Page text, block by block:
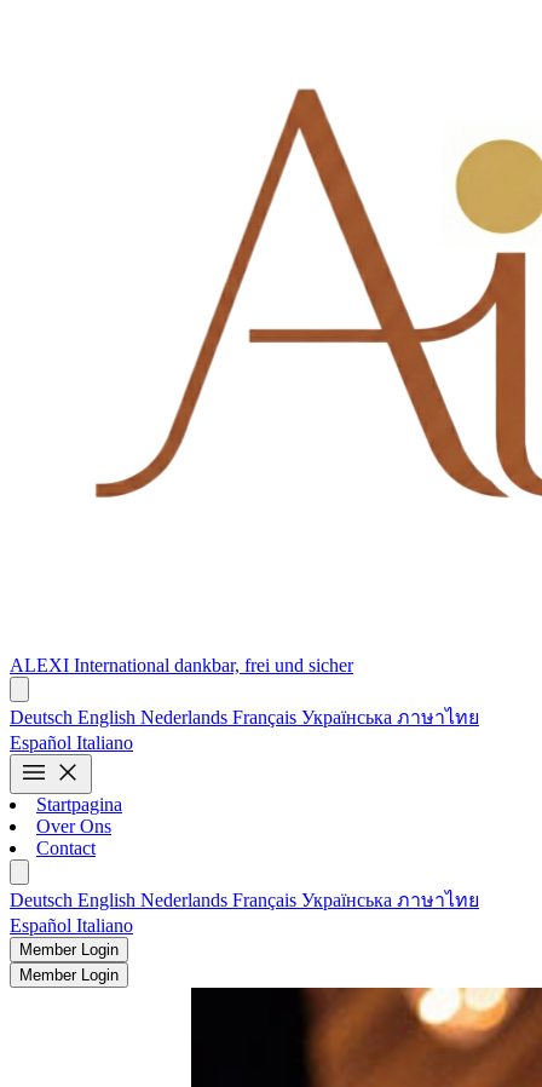
ALEXI International dankbar, frei und sicher
Deutsch English Nederlands Français Українська ภาษาไทย
Español Italiano
menu close
Startpagina
Over Ons
Contact
Deutsch English Nederlands Français Українська ภาษาไทย
Español Italiano
Member Login
Member Login